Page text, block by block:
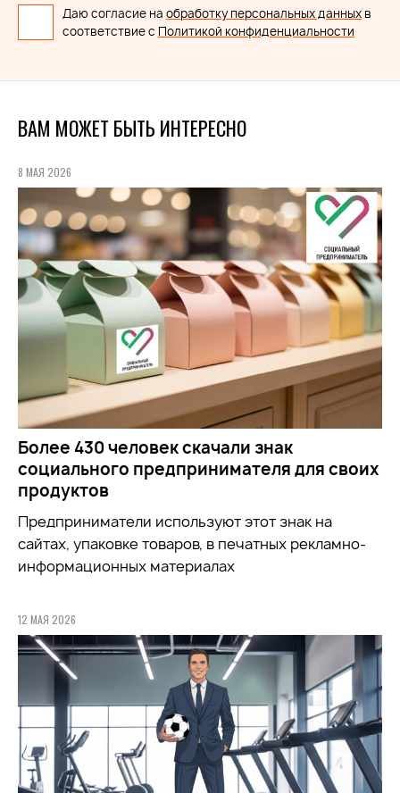
Даю согласие на обработку персональных данных в
соответствие с Политикой конфиденциальности
ВАМ МОЖЕТ БЫТЬ ИНТЕРЕСНО
8 МАЯ 2026
Более 430 человек скачали знак
социального предпринимателя для своих
продуктов
Предприниматели используют этот знак на
сайтах, упаковке товаров, в печатных рекламно-
информационных материалах
12 МАЯ 2026